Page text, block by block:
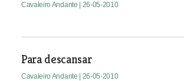
Cavaleiro Andante | 26-05-2010
Para descansar
Cavaleiro Andante | 26-05-2010